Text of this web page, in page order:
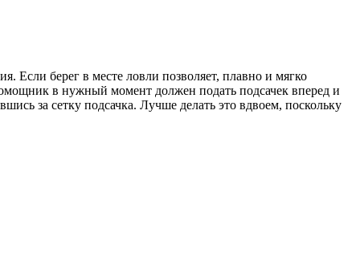
Если берег в месте ловли позволяет, плавно и мягко
в нужный момент должен подать подсачек вперед и
за сетку подсачка. Лучше делать это вдвоем, поскольку